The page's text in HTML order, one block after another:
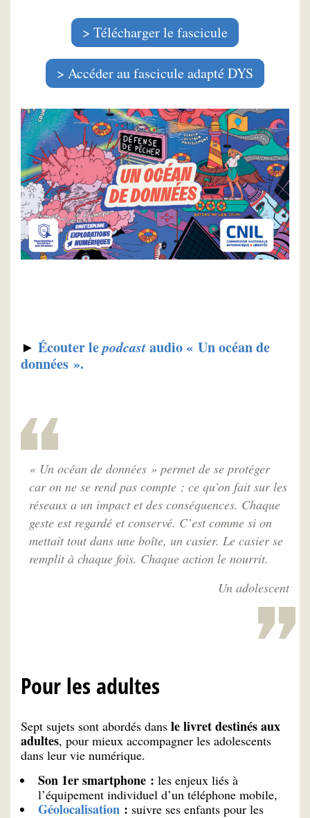
Télécharger le fascicule
Accéder au fascicule adapté DYS
► Écouter lepodcastaudio « Un océan de
données ».
« Un océan de données » permet de se protéger
car on ne se rend pas compte ; ce qu’on fait sur les
réseaux a un impact et des conséquences. Chaque
geste est regardé et conservé. C’est comme si on
mettait tout dans une boîte, un casier. Le casier se
remplit à chaque fois. Chaque action le nourrit.
Un adolescent
Pour les adultes
Sept sujets sont abordés dans le livret destinés aux
adultes, pour mieux accompagner les adolescents
dans leur vie numérique.
Son 1er smartphone : les enjeux liés à
l’équipement individuel d’un téléphone mobile,
Géolocalisation : suivre ses enfants pour les